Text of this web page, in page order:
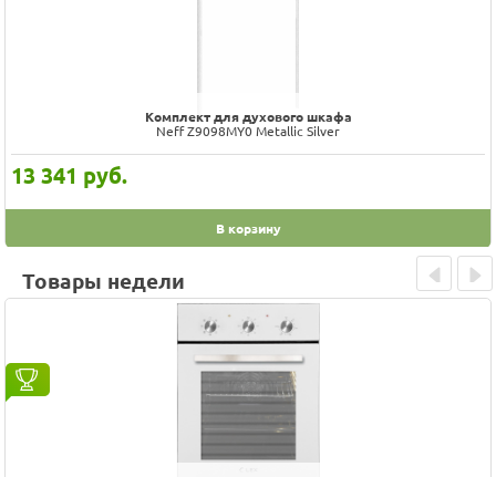
Комплект для духового шкафа
Neff Z9098MY0 Metallic Silver
13 341 руб.
В корзину
Товары недели
Prev Next